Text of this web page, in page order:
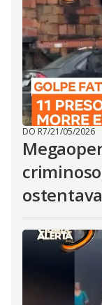
DO R7/21/05/2026